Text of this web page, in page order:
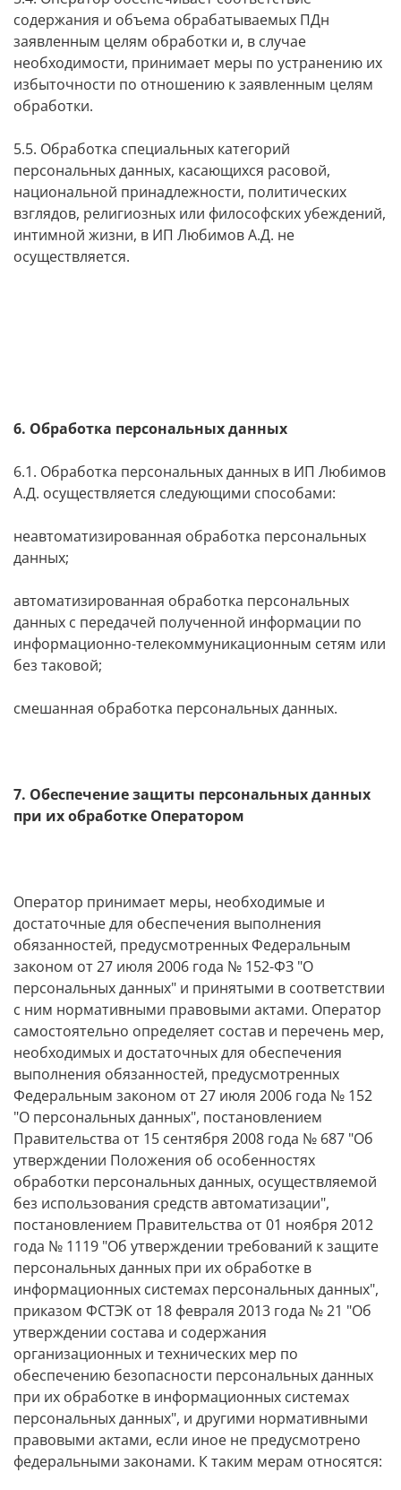
содержания и объема обрабатываемых ПДн
заявленным целям обработки и, в случае
необходимости, принимает меры по устранению их
избыточности по отношению к заявленным целям
обработки.
5.5. Обработка специальных категорий
персональных данных, касающихся расовой,
национальной принадлежности, политических
взглядов, религиозных или философских убеждений,
интимной жизни, в ИП Любимов А.Д. не
осуществляется.
6. Обработка персональных данных
6.1. Обработка персональных данных в ИП Любимов
А.Д. осуществляется следующими способами:
неавтоматизированная обработка персональных
данных;
автоматизированная обработка персональных
данных с передачей полученной информации по
информационно-телекоммуникационным сетям или
без таковой;
смешанная обработка персональных данных.
7. Обеспечение защиты персональных данных
при их обработке Оператором
Оператор принимает меры, необходимые и
достаточные для обеспечения выполнения
обязанностей, предусмотренных Федеральным
законом от 27 июля 2006 года № 152-ФЗ "О
персональных данных" и принятыми в соответствии
с ним нормативными правовыми актами. Оператор
самостоятельно определяет состав и перечень мер,
необходимых и достаточных для обеспечения
выполнения обязанностей, предусмотренных
Федеральным законом от 27 июля 2006 года № 152
"О персональных данных", постановлением
Правительства от 15 сентября 2008 года № 687 "Об
утверждении Положения об особенностях
обработки персональных данных, осуществляемой
без использования средств автоматизации",
постановлением Правительства от 01 ноября 2012
года № 1119 "Об утверждении требований к защите
персональных данных при их обработке в
информационных системах персональных данных",
приказом ФСТЭК от 18 февраля 2013 года № 21 "Об
утверждении состава и содержания
организационных и технических мер по
обеспечению безопасности персональных данных
при их обработке в информационных системах
персональных данных", и другими нормативными
правовыми актами, если иное не предусмотрено
федеральными законами. К таким мерам относятся: